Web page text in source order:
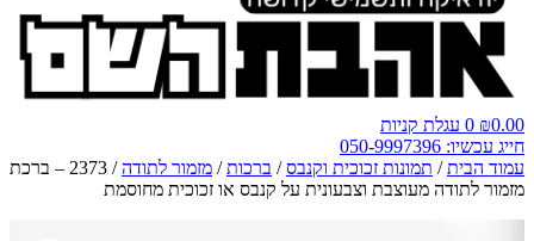
₪0.00
0 עגלת קניות
חייג עכשיו: 050-9997396
עמוד הבית/ תמונות זכוכית וקנבס/ ברכות/ מזמור לתודה
/ 2373 – ברכת
מזמור לתודה מעוצבת וצבעונית על קנבס או זכוכית מחוסמת